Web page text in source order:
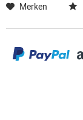
Merken